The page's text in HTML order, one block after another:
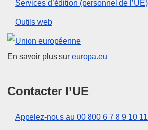
Services d’édition (personnel de l’UE)
Outils web
Union européenne
En savoir plus sur europa.eu
Contacter l’UE
Appelez-nous au 00 800 6 7 8 9 10 11